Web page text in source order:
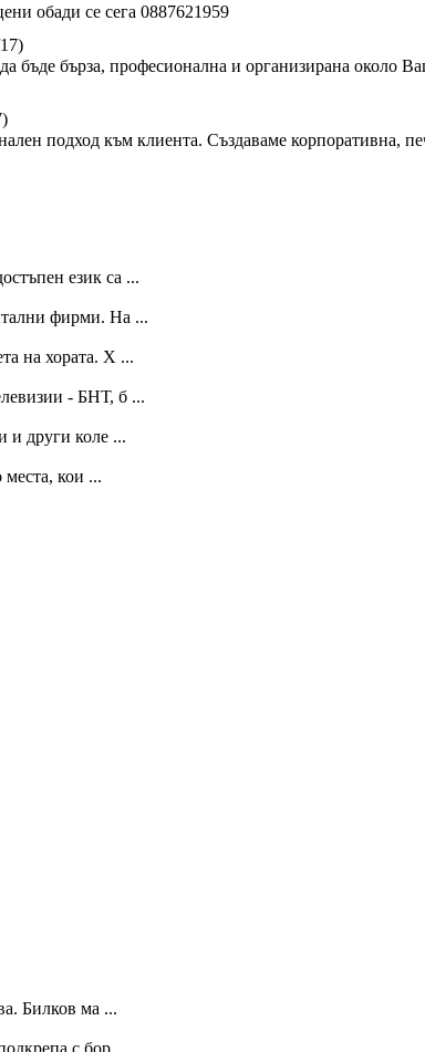
обади се сега 0887621959
бъде бърза, професионална и организирана около
подход към клиента. Създаваме корпоративна,
език са ...
фирми. На ...
на хората. Х ...
- БНТ, б ...
и други коле ...
кои ...
Билков ма ...